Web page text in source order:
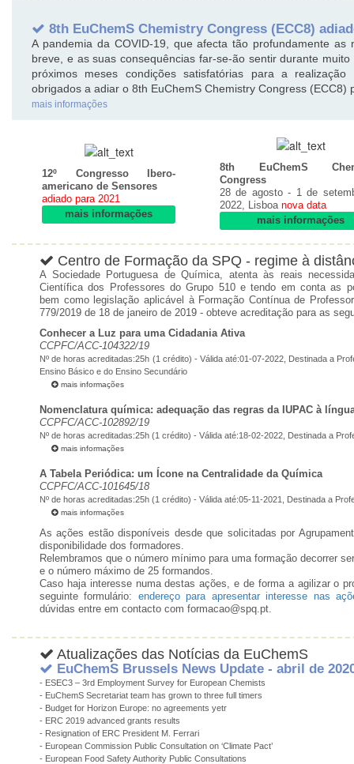
8th EuChemS Chemistry Congress (ECC8)
A pandemia da COVID-19, que afecta tão profundamente
breve, e as suas consequências far-se-ão sentir durante
próximos meses condições satisfatórias para a
obrigados a adiar o 8th EuChemS Chemistry Congress
mais informações
12º Congresso Ibero-
americano de Sensores
adiado para 2021
mais informações
8th EuChemS
Congress
28 de agosto - 1 de
2022, Lisboa nova data
mais informações
Centro de Formação da SPQ - regime à
A Sociedade Portuguesa de Química, atenta às reais
Científica dos Professores do Grupo 510 e tendo em conta as
bem como legislação aplicável à Formação Contínua de
779/2019 de 18 de janeiro de 2019 - obteve acreditação para as
Conhecer a Luz para uma Cidadania Ativa
CCPFC/ACC-104322/19
Nº de horas acreditadas:25h (1 crédito) - Válida até:01-07-2022, Destinada a
Ensino Básico e do Ensino Secundário
mais informações
Nomenclatura química: adequação das regras da IUPAC à
CCPFC/ACC-102892/19
Nº de horas acreditadas:25h (1 crédito) - Válida até:18-02-2022, Destinada a
mais informações
A Tabela Periódica: um Ícone na Centralidade da Química
CCPFC/ACC-101645/18
Nº de horas acreditadas:25h (1 crédito) - Válida até:05-11-2021, Destinada a
mais informações
As ações estão disponíveis desde que solicitadas por
disponibilidade dos formadores.
Relembramos que o número mínimo para uma formação decorrer
e o número máximo de 25 formandos.
Caso haja interesse numa destas ações, e de forma a agilizar o
seguinte formulário: endereço para apresentar interesse nas
dúvidas entre em contacto com formacao@spq.pt.
Atualizações das Notícias da EuChemS
EuChemS Brussels News Update - abril de
- ESEC3 – 3rd Employment Survey for European Chemists
- EuChemS Secretariat team has grown to three full timers
- Budget for Horizon Europe: no agreements yetr
- ERC 2019 advanced grants results
- Resignation of ERC President M. Ferrari
- European Commission Public Consultation on ‘Climate Pact’
- European Food Safety Authority Public Consultations